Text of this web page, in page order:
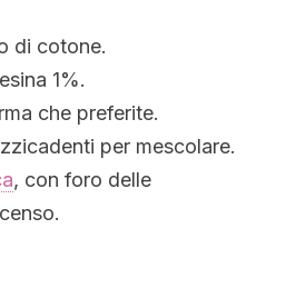
di cotone.
1%.
che preferite.
per mescolare.
, con foro delle